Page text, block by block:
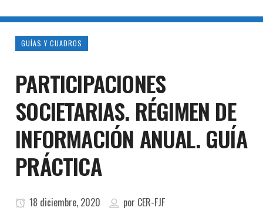
GUÍAS Y CUADROS
PARTICIPACIONES
SOCIETARIAS. RÉGIMEN DE
INFORMACIÓN ANUAL. GUÍA
PRÁCTICA
18 diciembre, 2020 por CER-FJF